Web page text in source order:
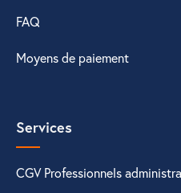
FAQ
Moyens de paiement
Services
CGV Professionnels